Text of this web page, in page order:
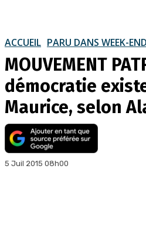
ACCUEIL PARU DANS WEEK-END
MOUVEMENT
démocratie
Maurice, selon
5 Juil 2015 08h00